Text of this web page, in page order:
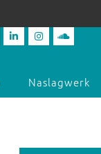
Naslagwerk